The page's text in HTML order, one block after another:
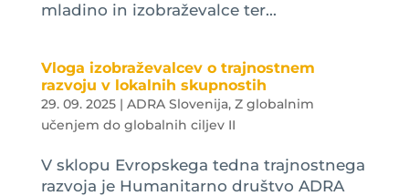
mladino in izobraževalce ter...
Vloga izobraževalcev o trajnostnem
razvoju v lokalnih skupnostih
29. 09. 2025| ADRA Slovenija, Z globalnim
učenjem do globalnih ciljev II
V sklopu Evropskega tedna trajnostnega
razvoja je Humanitarno društvo ADRA